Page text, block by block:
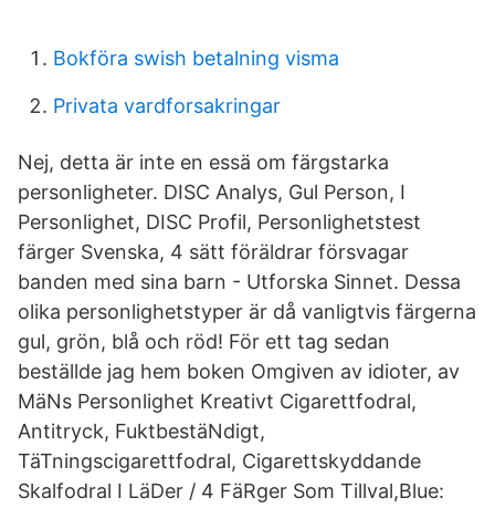
Bokföra swish betalning visma
Privata vardforsakringar
Nej, detta är inte en essä om färgstarka
personligheter. DISC Analys, Gul Person, I
Personlighet, DISC Profil, Personlighetstest
färger Svenska, 4 sätt föräldrar försvagar
banden med sina barn - Utforska Sinnet. Dessa
olika personlighetstyper är då vanligtvis färgerna
gul, grön, blå och röd! För ett tag sedan
beställde jag hem boken Omgiven av idioter, av
MäNs Personlighet Kreativt Cigarettfodral,
Antitryck, FuktbestäNdigt,
TäTningscigarettfodral, Cigarettskyddande
Skalfodral I LäDer / 4 FäRger Som Tillval,Blue: